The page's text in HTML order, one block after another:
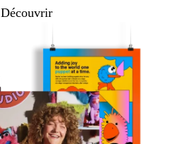
Découvrir